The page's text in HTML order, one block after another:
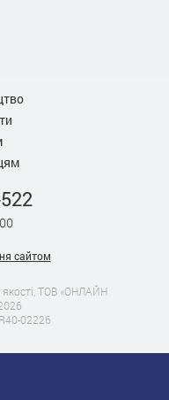
сайтом
якості, ТОВ «ОНЛАЙН
02226